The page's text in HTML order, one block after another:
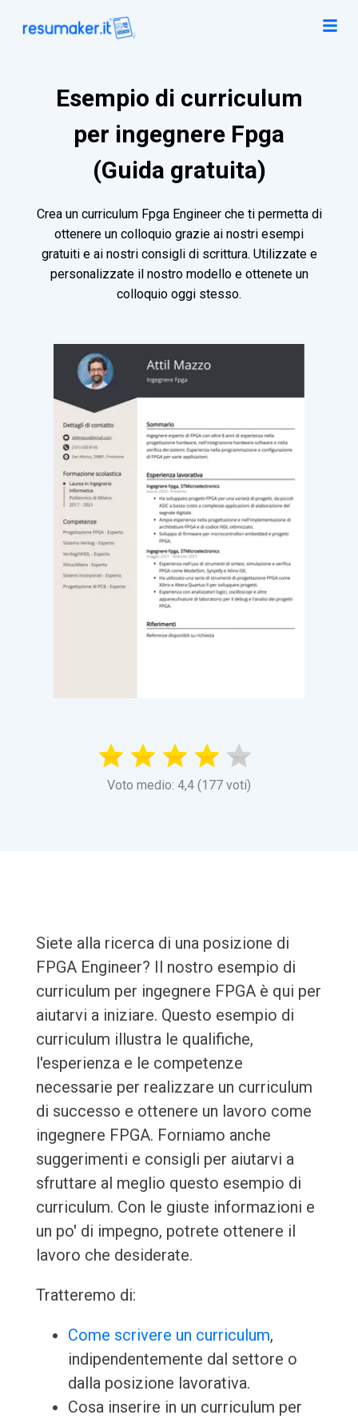
Esempio di curriculum
per ingegnere Fpga
(Guida gratuita)
Crea un curriculum Fpga Engineer che ti permetta di
ottenere un colloquio grazie ai nostri esempi
gratuiti e ai nostri consigli di scrittura. Utilizzate e
personalizzate il nostro modello e ottenete un
colloquio oggi stesso.
Voto medio: 4,4 (177 voti)
Siete alla ricerca di una posizione di
FPGA Engineer? Il nostro esempio di
curriculum per ingegnere FPGA è qui per
aiutarvi a iniziare. Questo esempio di
curriculum illustra le qualifiche,
l'esperienza e le competenze
necessarie per realizzare un curriculum
di successo e ottenere un lavoro come
ingegnere FPGA. Forniamo anche
suggerimenti e consigli per aiutarvi a
sfruttare al meglio questo esempio di
curriculum. Con le giuste informazioni e
un po' di impegno, potrete ottenere il
lavoro che desiderate.
Tratteremo di:
Come scrivere un curriculum,
indipendentemente dal settore o
dalla posizione lavorativa.
Cosa inserire in un curriculum per